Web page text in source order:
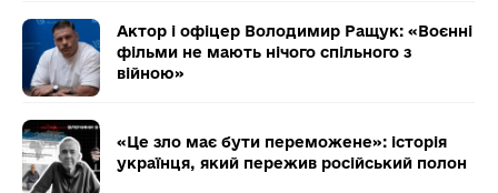
Актор і офіцер Володимир Ращук: «Воєнні
фільми не мають нічого спільного з
війною»
«Це зло має бути переможене»: історія
українця, який пережив російський полон